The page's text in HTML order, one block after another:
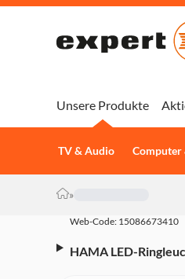
Unsere Produkte
TV & Audio Computer
»
Web-Code: 15086673410
HAMA LED-